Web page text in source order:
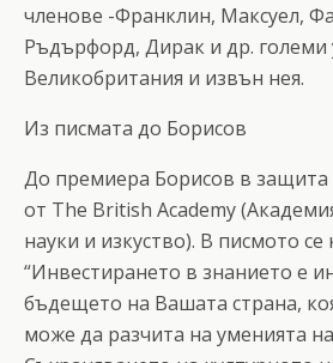
членове -Франклин, Максуел,
Ръдърфорд, Дирак и др. големи
Великобритания и извън нея.
Из писмата до Борисов
До премиера Борисов в защита
от The British Academy
науки и изкуство). В писмото се
“Инвестирането в знанието е
бъдещето на Вашата страна,
може да разчита на уменията